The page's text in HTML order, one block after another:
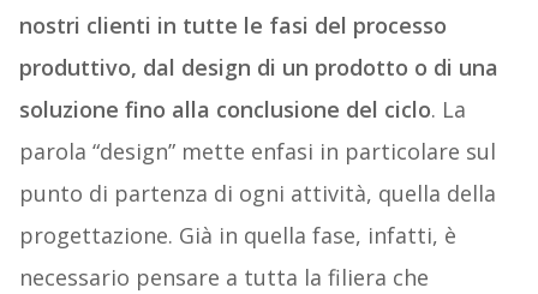
nostri clienti in tutte le fasi del processo
produttivo, dal design di un prodotto o di una
soluzione fino alla conclusione del ciclo. La
parola “design” mette enfasi in particolare sul
punto di partenza di ogni attività, quella della
progettazione. Già in quella fase, infatti, è
necessario pensare a tutta la filiera che